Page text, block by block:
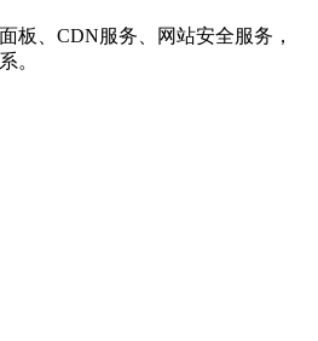
板、CDN服务、网站安全服务，
。